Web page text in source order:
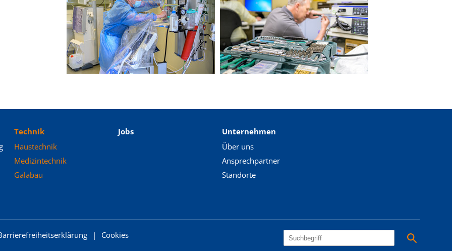
Technik
Haustechnik
Medizintechnik
Galabau
Jobs
Unternehmen
Über uns
Ansprechpartner
Standorte
Cookies